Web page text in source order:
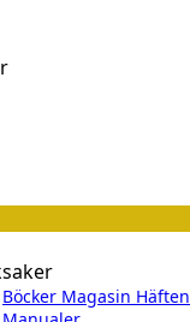
Böcker Magasin Häften